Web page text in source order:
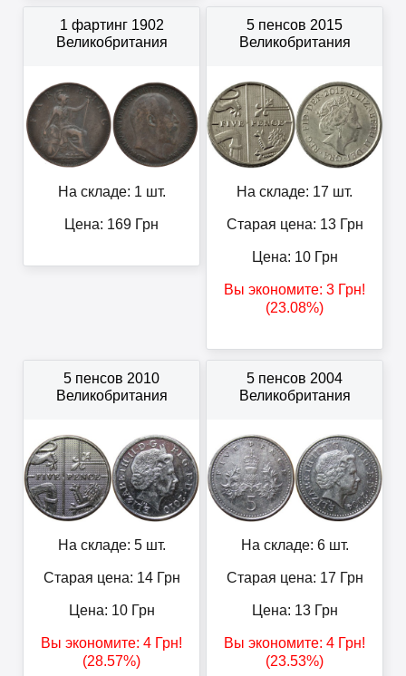
1 фартинг 1902
Великобритания
На складе: 1 шт.
Цена: 169 Грн
5 пенсов 2015
Великобритания
На складе: 17 шт.
Старая цена: 13Грн
Цена: 10Грн
Вы экономите: 3 Грн!
(23.08%)
5 пенсов 2010
Великобритания
На складе: 5 шт.
Старая цена: 14Грн
Цена: 10Грн
Вы экономите: 4 Грн!
(28.57%)
5 пенсов 2004
Великобритания
На складе: 6 шт.
Старая цена: 17 Грн
Цена: 13Грн
Вы экономите: 4 Грн!
(23.53%)